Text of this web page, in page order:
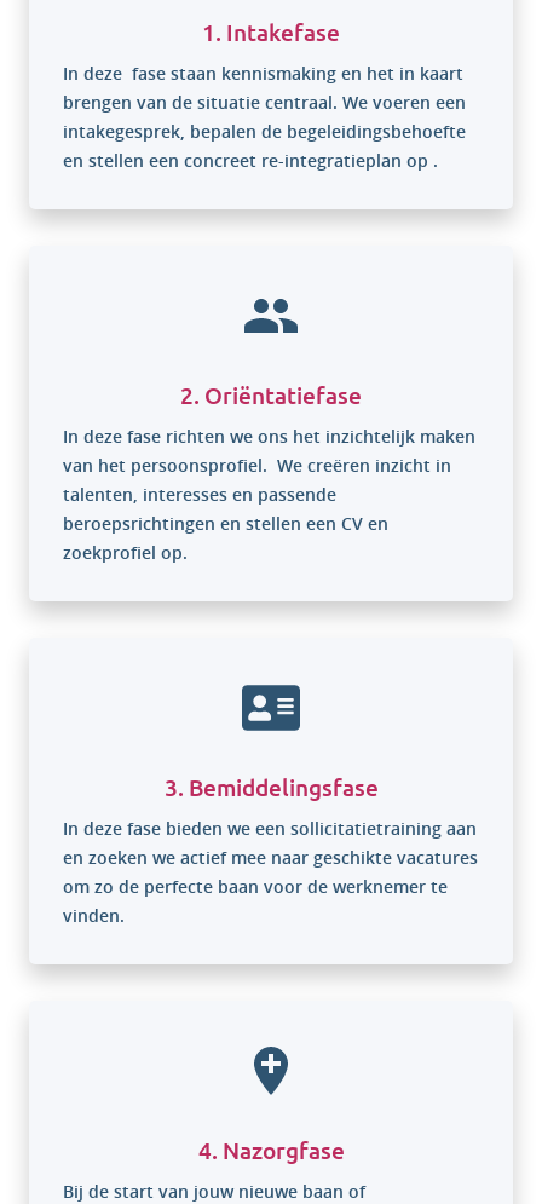
1. Intakefase
In deze fase staan kennismaking en het in kaart
brengen van de situatie centraal. We voeren een
intakegesprek, bepalen de begeleidingsbehoefte
en stellen een concreet re-integratieplan op .
2. Oriëntatiefase
In deze fase richten we ons het inzichtelijk maken
van het persoonsprofiel. We creëren inzicht in
talenten, interesses en passende
beroepsrichtingen en stellen een CV en
zoekprofiel op.
3. Bemiddelingsfase
In deze fase bieden we een sollicitatietraining aan
en zoeken we actief mee naar geschikte vacatures
om zo de perfecte baan voor de werknemer te
vinden.
4. Nazorgfase
Bij de start van jouw nieuwe baan of